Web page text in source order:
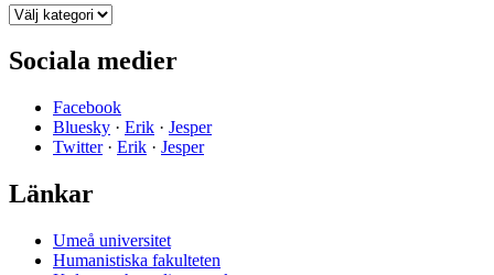
Kategorier
Sociala medier
Facebook
Bluesky · Erik · Jesper
Twitter· Erik · Jesper
Länkar
Umeå universitet
Humanistiska fakulteten